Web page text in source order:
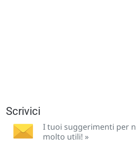
Scrivici
I tuoi suggerimenti per
molto utili! »